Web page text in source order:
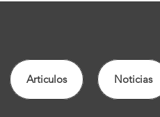
Articulos Noticias